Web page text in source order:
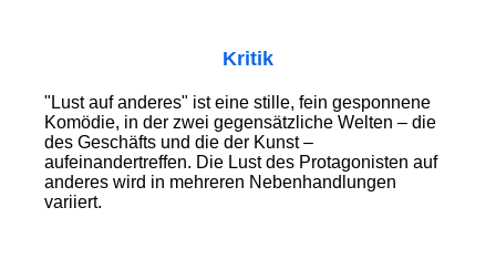
Kritik
"Lust auf anderes" ist eine stille, fein gesponnene
Komödie, in der zwei gegensätzliche Welten – die
des Geschäfts und die der Kunst –
aufeinandertreffen. Die Lust des Protagonisten auf
anderes wird in mehreren Nebenhandlungen
variiert.